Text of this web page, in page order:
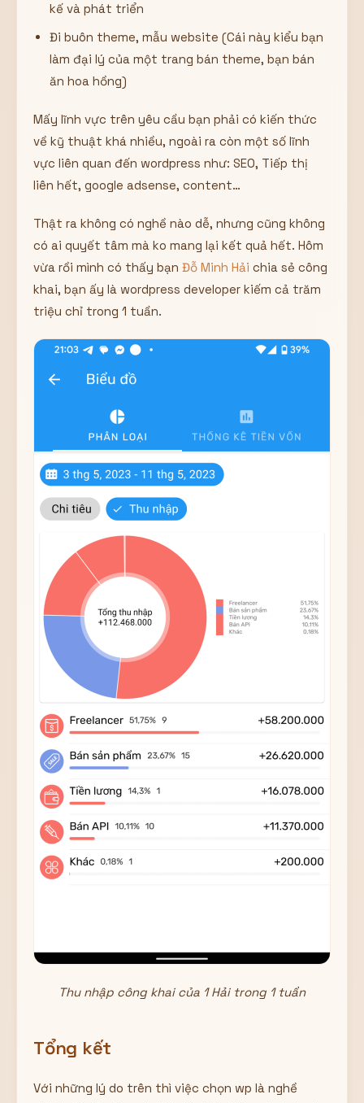
kế và phát triển
Đi buôn theme, mẫu website (Cái này kiểu bạn
làm đại lý của một trang bán theme, bạn bán
ăn hoa hồng)
Mấy lĩnh vực trên yêu cầu bạn phải có kiến thức
về kỹ thuật khá nhiều, ngoài ra còn một số lĩnh
vực liên quan đến wordpress như: SEO, Tiếp thị
liên hết, google adsense, content…
Thật ra không có nghề nào dễ, nhưng cũng không
có ai quyết tâm mà ko mang lại kết quả hết. Hôm
vừa rồi mình có thấy bạn Đỗ Minh Hải chia sẻ công
khai, bạn ấy là wordpress developer kiếm cả trăm
triệu chỉ trong 1 tuần.
Thu nhập công khai của 1 Hải trong 1 tuần
Tổng kết
Với những lý do trên thì việc chọn wp là nghề